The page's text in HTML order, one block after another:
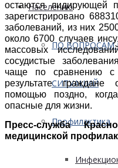
Населению
ПО ВОПРОСАМ
СИТУАЦИЙ
Профилактика
остаются лидирующей
зарегистрировано
заболеваний, из них
около 6700 случаев
массовых
сосудистые
чаще по сравнению с
результате
помощью поздно,
опасные для жизни.
Пресс-служба
медицинской